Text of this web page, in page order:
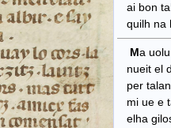
ai bon
quilh na
Ma
nueit el
per
mi ue e
elha